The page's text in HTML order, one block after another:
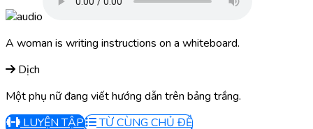
A woman is writing instructions on a whiteboard.
Dịch
Một phụ nữ đang viết hướng dẫn trên bảng trắng.
LUYỆN TẬP
TỪ CÙNG CHỦ ĐỀ